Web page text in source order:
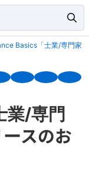
Basics「士業/専門家
/専門
スのお